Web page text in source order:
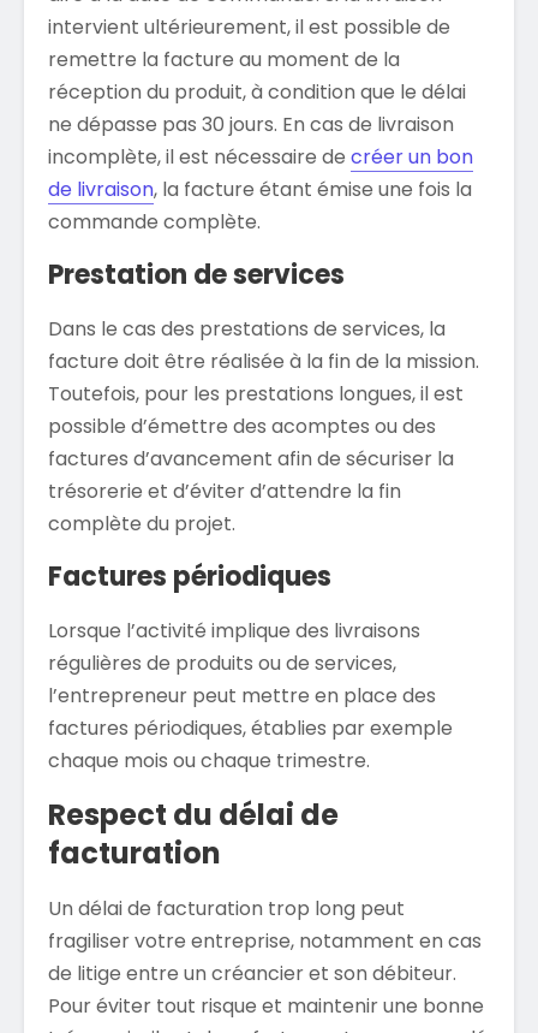
intervient ultérieurement, il est possible de
remettre la facture au moment de la
réception du produit, à condition que le délai
ne dépasse pas 30 jours. En cas de livraison
incomplète, il est nécessaire de créer un bon
de livraison, la facture étant émise une fois la
commande complète.
Prestation de services
Dans le cas des prestations de services, la
facture doit être réalisée à la fin de la mission.
Toutefois, pour les prestations longues, il est
possible d’émettre des acomptes ou des
factures d’avancement afin de sécuriser la
trésorerie et d’éviter d’attendre la fin
complète du projet.
Factures périodiques
Lorsque l’activité implique des livraisons
régulières de produits ou de services,
l’entrepreneur peut mettre en place des
factures périodiques, établies par exemple
chaque mois ou chaque trimestre.
Respect du délai de
facturation
Un délai de facturation trop long peut
fragiliser votre entreprise, notamment en cas
de litige entre un créancier et son débiteur.
Pour éviter tout risque et maintenir une bonne